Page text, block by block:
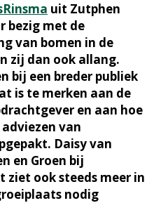
uit Zutphen
bezig met de
van bomen in de
zij dan ook allang.
bij een breder publiek
is te merken aan de
en aan hoe
van
Daisy van
en Groen bij
ziet ook steeds meer in
nodig